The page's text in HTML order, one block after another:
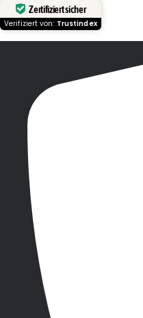
Zertifiziert sicher
Verifiziert von: Trustindex